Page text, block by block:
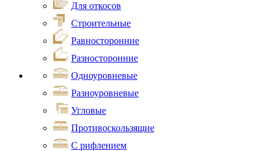
Для откосов
Строительные
Равносторонние
Разносторонние
Одноуровневые
Разноуровневые
Угловые
Противоскользящие
С рифлением